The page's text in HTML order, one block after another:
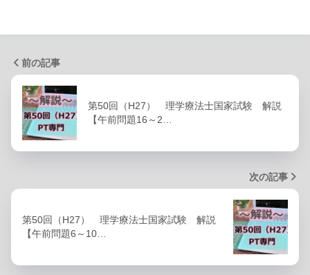
前の記事
第50回（H27） 理学療法士国家試験 解説
【午前問題16～2…
次の記事
第50回（H27） 理学療法士国家試験 解説
【午前問題6～10…